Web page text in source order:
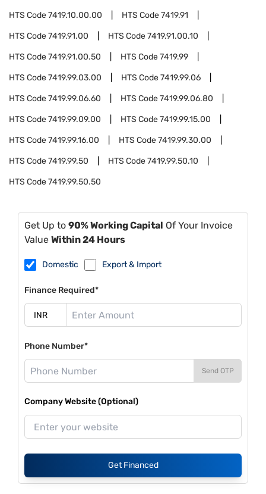
HTS Code7419.10.00.00 HTS Code7419.91
HTS Code7419.91.00 HTS Code7419.91.00.10
HTS Code7419.91.00.50 HTS Code7419.99
HTS Code7419.99.03.00 HTS Code7419.99.06
HTS Code7419.99.06.60 HTS Code7419.99.06.80
HTS Code7419.99.09.00 HTS Code7419.99.15.00
HTS Code7419.99.16.00 HTS Code7419.99.30.00
HTS Code7419.99.50 HTS Code7419.99.50.10
HTS Code7419.99.50.50
Get Up to 90% Working Capital Of Your Invoice
Value Within 24 Hours
Domestic Export & Import
Finance Required*
Phone Number*
Send OTP
Company Website (Optional)
Get Financed